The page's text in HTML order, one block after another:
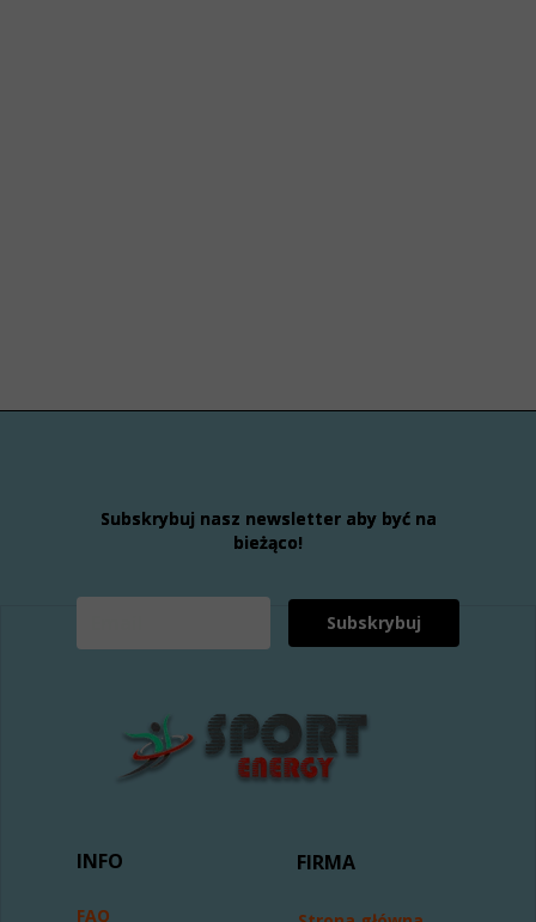
FIRMA
Subskrybuj nasz newsletter aby być na
bieżąco!
Subskrybuj
FAQ
INFO